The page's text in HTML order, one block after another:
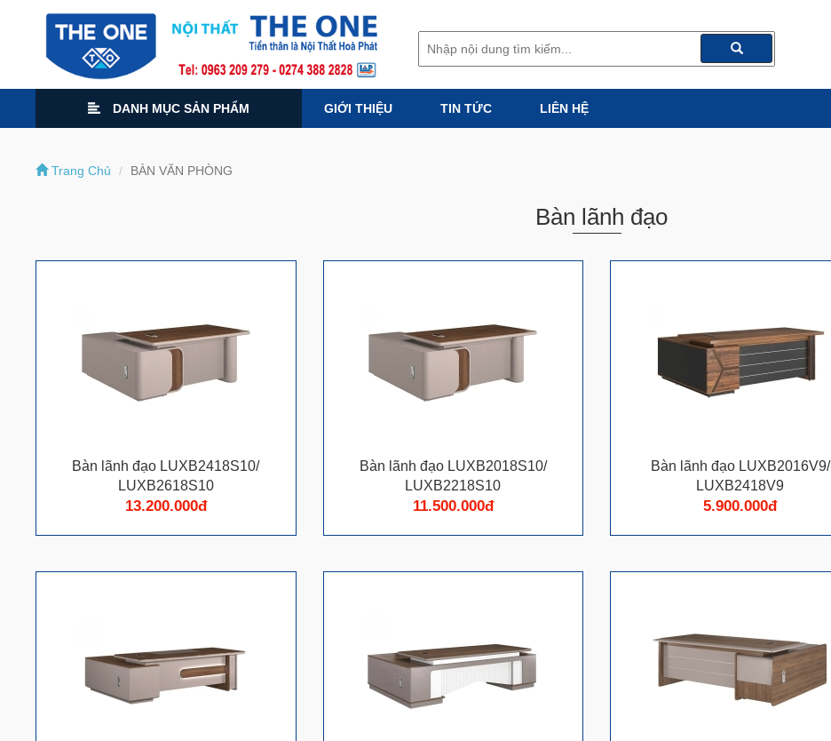
DANH MỤC SẢN PHẨM GIỚI THIỆU TIN TỨC LIÊN HỆ
Trang Chủ BÀN VĂN PHÒNG
Bàn lãnh đạo
Bàn lãnh đạo LUXB2418S10/
LUXB2618S10
13.200.000đ
Bàn lãnh đạo LUXB2018S10/
LUXB2218S10
11.500.000đ
Bàn lãnh đạo LUXB2016V9/
LUXB2418V9
5.900.000đ